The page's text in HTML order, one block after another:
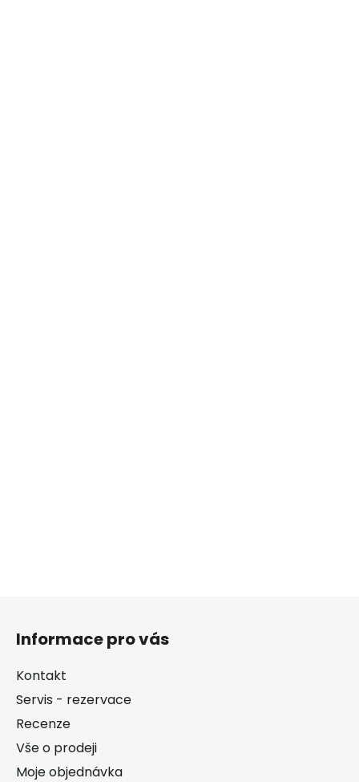
Informace pro vás
Kontakt
Servis - rezervace
Recenze
Vše o prodeji
Moje objednávka